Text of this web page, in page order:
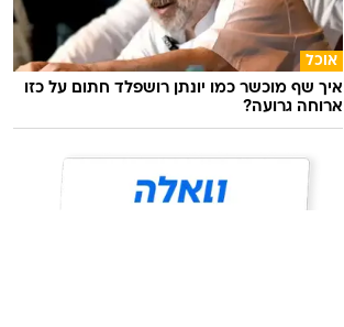
אוכל
איך שף מוכשר כמו יונתן רושפלד חתום על כזו
ארוחה גרועה?